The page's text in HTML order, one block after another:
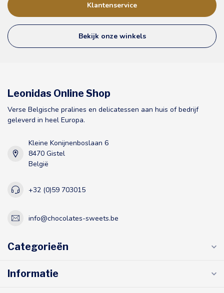
Klantenservice
Bekijk onze winkels
Leonidas Online Shop
Verse Belgische pralines en delicatessen aan huis of bedrijf
geleverd in heel Europa.
Kleine Konijnenboslaan 6
8470 Gistel
België
+32 (0)59 703015
info@chocolates-sweets.be
Categorieën
Informatie